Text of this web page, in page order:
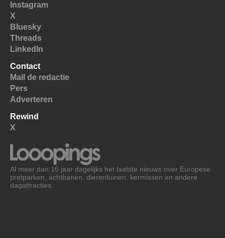
Instagram
X
Bluesky
Threads
LinkedIn
Contact
Mail de redactie
Pers
Adverteren
Rewind
X
Al meer dan 16 jaar dagelijks het laatste nieuws over Europese
pretparken, achtbanen, dierentuinen, kermissen en andere
dagattracties.